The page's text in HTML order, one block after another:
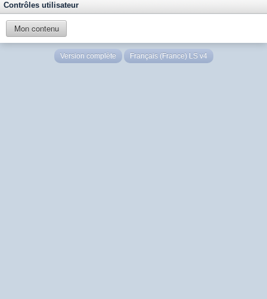
Contrôles utilisateur
Mon contenu
Version complète Français (France) LS v4